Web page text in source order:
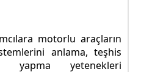
motorlu araçların
anlama, teşhis
yapma yetenekleri